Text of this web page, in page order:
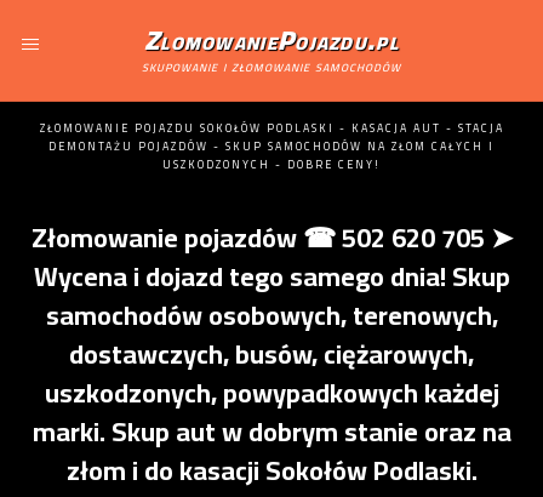
ZlomowaniePojazdu.pl
skupowanie i złomowanie samochodów
ZŁOMOWANIE POJAZDU SOKOŁÓW PODLASKI - KASACJA AUT - STACJA
DEMONTAŻU POJAZDÓW - SKUP SAMOCHODÓW NA ZŁOM CAŁYCH I
USZKODZONYCH - DOBRE CENY!
Złomowanie pojazdów ☎ 502 620 705 ➤
Wycena i dojazd tego samego dnia! Skup
samochodów osobowych, terenowych,
dostawczych, busów, ciężarowych,
uszkodzonych, powypadkowych każdej
marki. Skup aut w dobrym stanie oraz na
złom i do kasacji Sokołów Podlaski.